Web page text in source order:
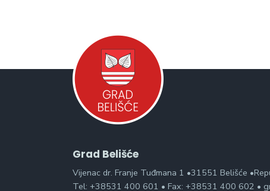
Grad Belišće
Vijenac dr. Franje Tuđmana 1 •31551 Belišće
Tel: +38531 400 601 • Fax: +38531 400 602 •